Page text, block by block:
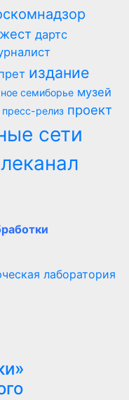
дартс
издание
семиборье музей
пресс-релиз проект
сети
лаборатория